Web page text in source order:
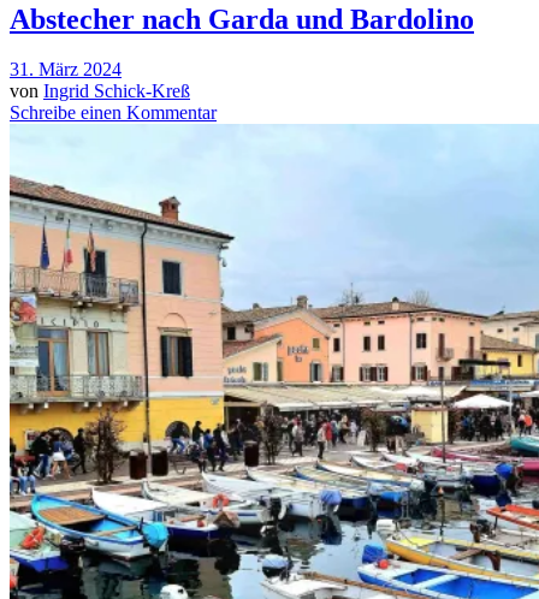
Abstecher nach Garda und Bardolino
31. März 2024
von Ingrid Schick-Kreß
Schreibe einen Kommentar